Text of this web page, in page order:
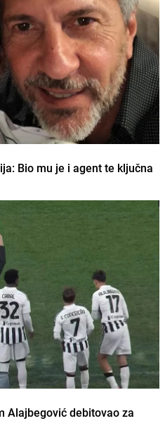
Bio mu je i agent te ključna
Alajbegović debitovao za